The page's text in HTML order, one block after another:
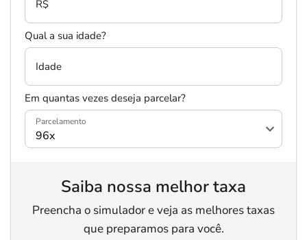
R$
Qual a sua idade?
Idade
Em quantas vezes deseja parcelar?
Parcelamento
Saiba nossa melhor taxa
Preencha o simulador e veja as melhores taxas
que preparamos para você.